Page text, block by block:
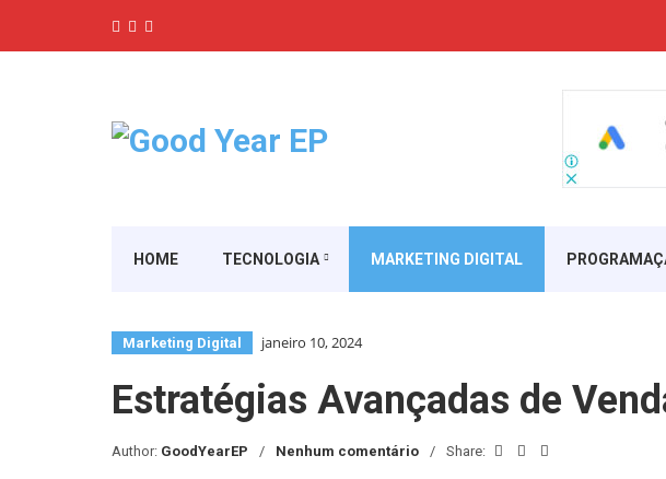
HOME TECNOLOGIA MARKETING DIGITAL
Marketing Digital janeiro 10, 2024
Estratégias Avançadas de
Author: GoodYearEP Nenhum comentário Share: